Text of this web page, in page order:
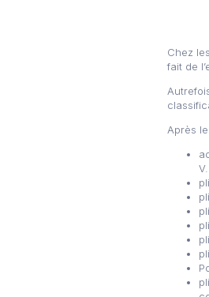
Chez
fait de
Après